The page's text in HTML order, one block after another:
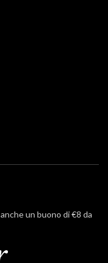
un buono di €8 da